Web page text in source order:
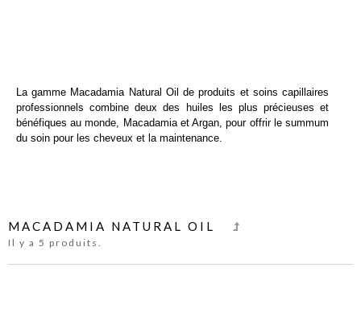
La gamme Macadamia Natural Oil de produits et soins capillaires
professionnels combine deux des huiles les plus précieuses et
bénéfiques au monde, Macadamia et Argan, pour offrir le summum
du soin pour les cheveux et la maintenance.
MACADAMIA NATURAL OIL
Il y a 5 produits.